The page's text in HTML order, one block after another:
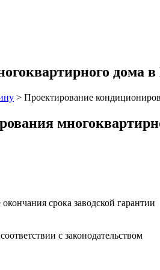
дома
> Проектирование
срока заводской гарантии
с законодательством